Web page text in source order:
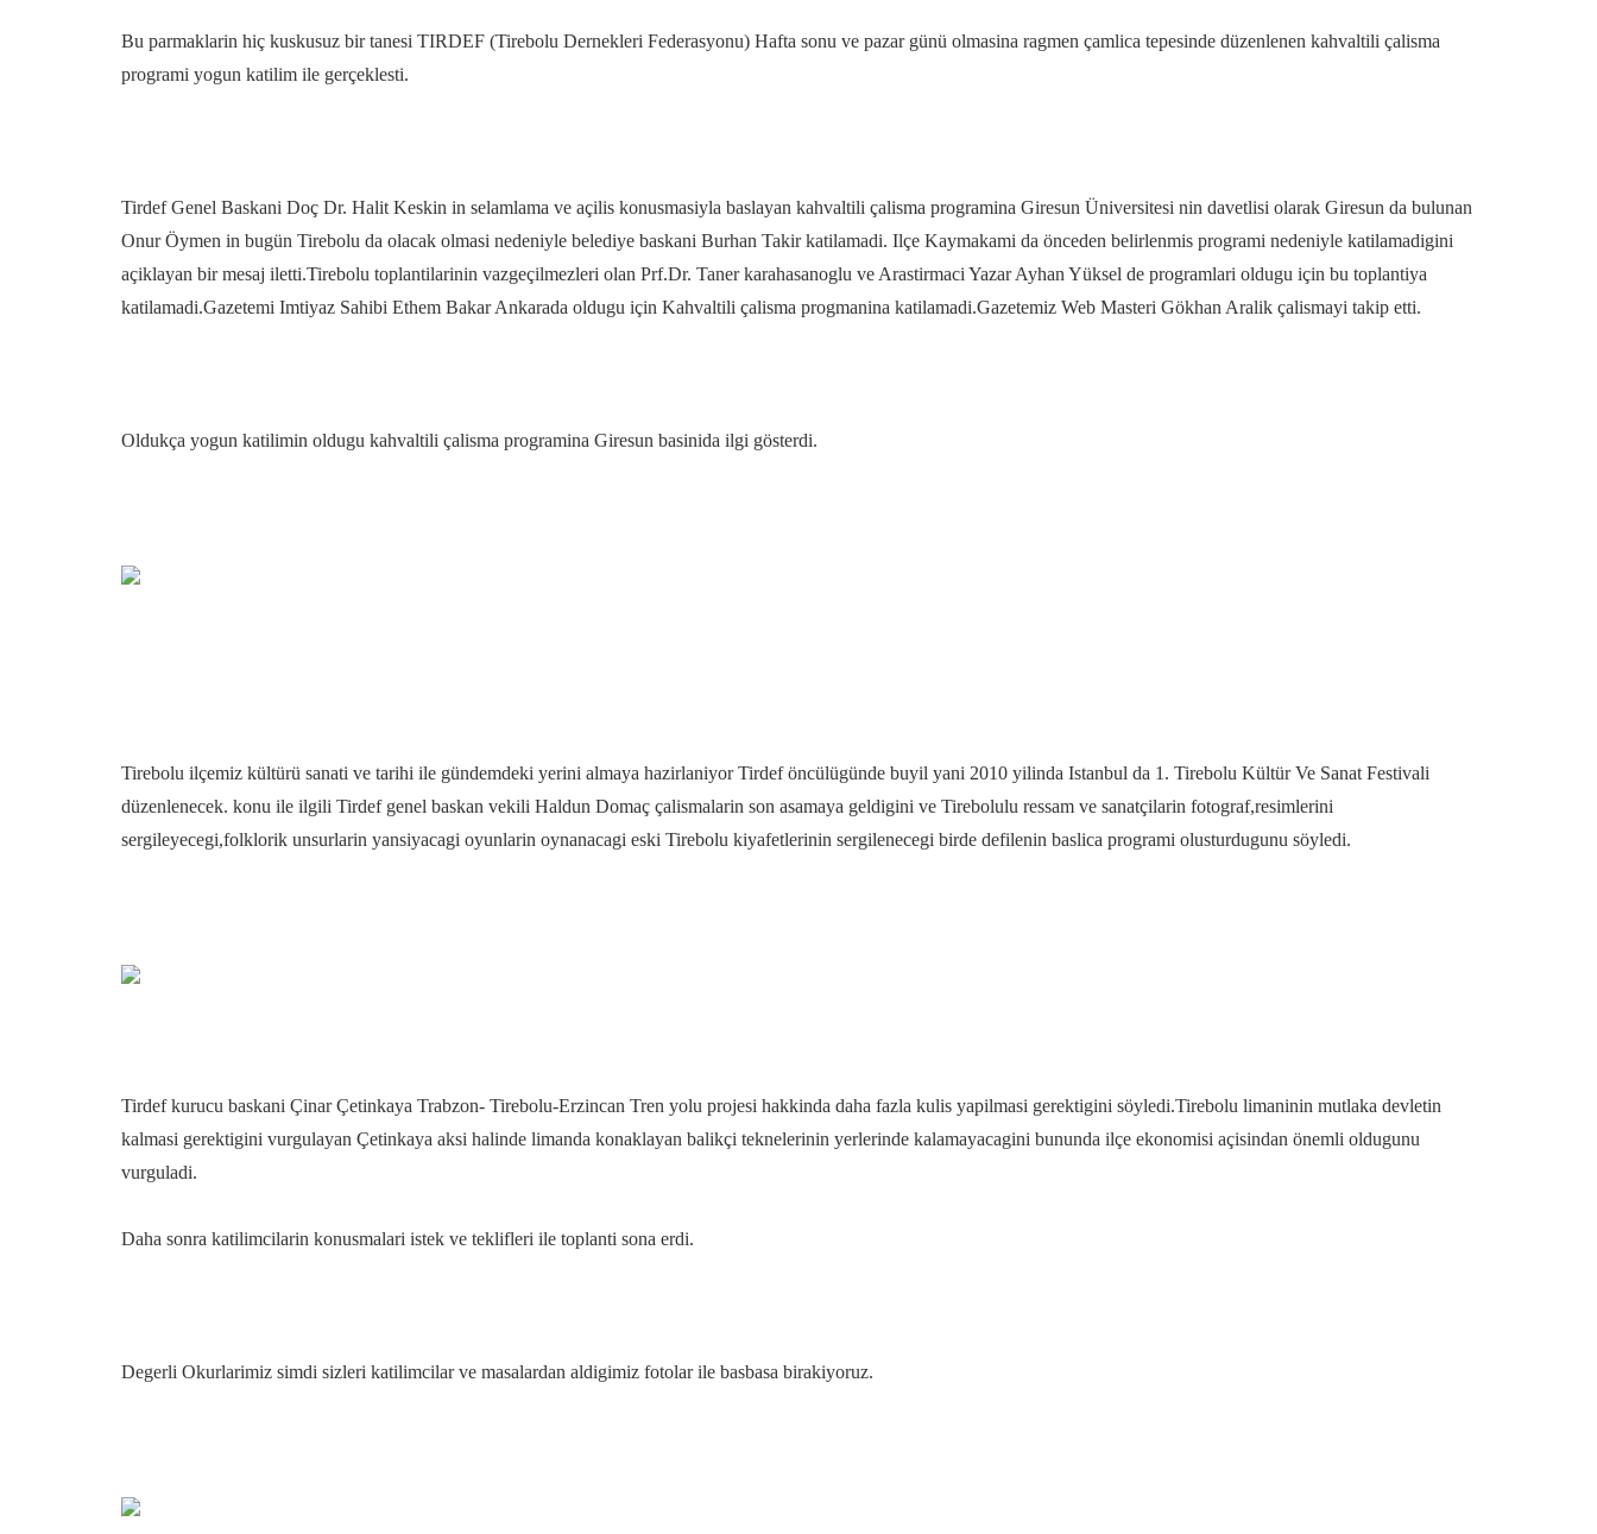
Bu parmaklarin hiç kuskusuz bir tanesi TIRDEF (Tirebolu Dernekleri Federasyonu) Hafta sonu ve pazar günü olmasina ragmen çamlica tepesinde düzenlenen kahvaltili çalisma
programi yogun katilim ile gerçeklesti.
Tirdef Genel Baskani Doç Dr. Halit Keskin in selamlama ve açilis konusmasiyla baslayan kahvaltili çalisma programina Giresun Üniversitesi nin davetlisi olarak Giresun da bulunan
Onur Öymen in bugün Tirebolu da olacak olmasi nedeniyle belediye baskani Burhan Takir katilamadi. Ilçe Kaymakami da önceden belirlenmis programi nedeniyle katilamadigini
açiklayan bir mesaj iletti.Tirebolu toplantilarinin vazgeçilmezleri olan Prf.Dr. Taner karahasanoglu ve Arastirmaci Yazar Ayhan Yüksel de programlari oldugu için bu toplantiya
katilamadi.Gazetemi Imtiyaz Sahibi Ethem Bakar Ankarada oldugu için Kahvaltili çalisma progmanina katilamadi.Gazetemiz Web Masteri Gökhan Aralik çalismayi takip etti.
Oldukça yogun katilimin oldugu kahvaltili çalisma programina Giresun basinida ilgi gösterdi.
Tirebolu ilçemiz kültürü sanati ve tarihi ile gündemdeki yerini almaya hazirlaniyor Tirdef öncülügünde buyil yani 2010 yilinda Istanbul da 1. Tirebolu Kültür Ve Sanat Festivali
düzenlenecek. konu ile ilgili Tirdef genel baskan vekili Haldun Domaç çalismalarin son asamaya geldigini ve Tirebolulu ressam ve sanatçilarin fotograf,resimlerini
sergileyecegi,folklorik unsurlarin yansiyacagi oyunlarin oynanacagi eski Tirebolu kiyafetlerinin sergilenecegi birde defilenin baslica programi olusturdugunu söyledi.
Tirdef kurucu baskani Çinar Çetinkaya Trabzon- Tirebolu-Erzincan Tren yolu projesi hakkinda daha fazla kulis yapilmasi gerektigini söyledi.Tirebolu limaninin mutlaka devletin
kalmasi gerektigini vurgulayan Çetinkaya aksi halinde limanda konaklayan balikçi teknelerinin yerlerinde kalamayacagini bununda ilçe ekonomisi açisindan önemli oldugunu
vurguladi.
Daha sonra katilimcilarin konusmalari istek ve teklifleri ile toplanti sona erdi.
Degerli Okurlarimiz simdi sizleri katilimcilar ve masalardan aldigimiz fotolar ile basbasa birakiyoruz.